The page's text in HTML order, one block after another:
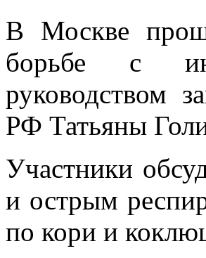
В Москве
борьбе с
руководством
РФ Татьяны
Участники
и острым
по кори и